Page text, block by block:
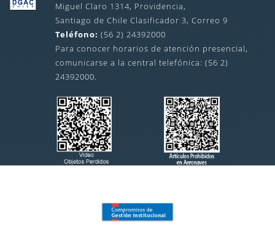
Miguel Claro 1314, Providencia,
Santiago de Chile Clasificador 3, Correo 9
Teléfono: (56 2) 24392000
Para conocer horarios de atención presencial,
comunicarse a la central telefónica: (56 2)
24392000.